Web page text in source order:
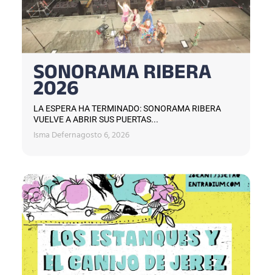
SONORAMA RIBERA
2026
LA ESPERA HA TERMINADO: SONORAMA RIBERA
VUELVE A ABRIR SUS PUERTAS...
Isma Defernagosto 6, 2026